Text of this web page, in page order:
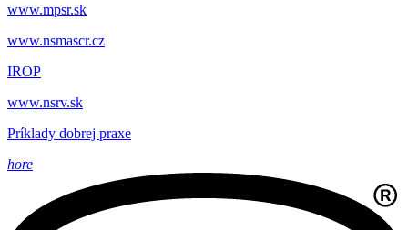
www.mpsr.sk
www.nsmascr.cz
IROP
www.nsrv.sk
Príklady dobrej praxe
hore